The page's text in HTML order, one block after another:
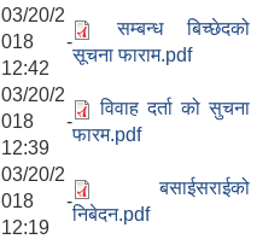
03/20/2
018 -
12:42
सम्बन्ध बिच्छेदको
सूचना फाराम.pdf
03/20/2
018 -
12:39
विवाह दर्ता को सुचना
फारम.pdf
03/20/2
018 -
12:19
बसाईसराईको
निबेदन.pdf